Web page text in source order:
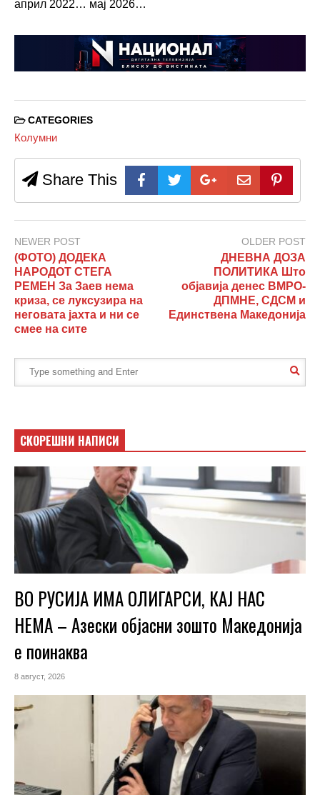
април 2022… мај 2026…
CATEGORIES
Колумни
Share This
NEWER POST
(ФОТО) ДОДЕКА
НАРОДОТ СТЕГА
РЕМЕН За Заев нема
криза, се луксузира на
неговата јахта и ни се
смее на сите
OLDER POST
ДНЕВНА ДОЗА
ПОЛИТИКА Што
објавија денес ВМРО-
ДПМНЕ, СДСМ и
Единствена Македонија
СКОРЕШНИ НАПИСИ
ВО РУСИЈА ИМА ОЛИГАРСИ, КАЈ НАС
НЕМА – Азески објасни зошто Македонија
е поинаква
8 август, 2026